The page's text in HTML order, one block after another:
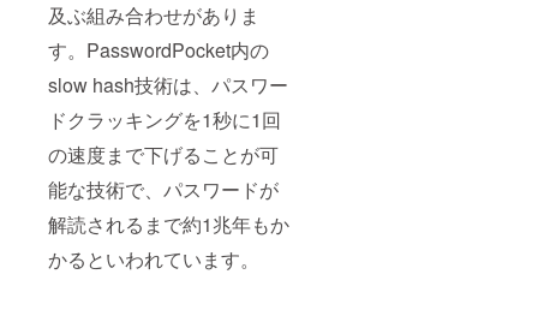
及ぶ組み合わせがありま
す。PasswordPocket内の
slow hash技術は、パスワー
ドクラッキングを1秒に1回
の速度まで下げることが可
能な技術で、パスワードが
解読されるまで約1兆年もか
かるといわれています。